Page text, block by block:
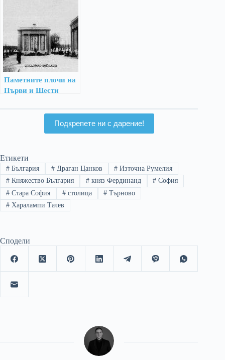
Паметните плочи на
Първи и Шести
София
Подкрепете ни с дарение!
Етикети
#България #Драган Цанков # Източна Румелия
#Княжество България #княз Фердинанд # София
#Стара София #столица # Търново
#Харалампи Тачев
Сподели